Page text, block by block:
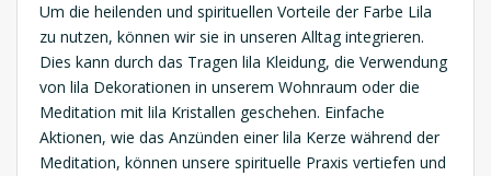
Um die heilenden und spirituellen Vorteile der Farbe Lila
zu nutzen, können wir sie in unseren Alltag integrieren.
Dies kann durch das Tragen lila Kleidung, die Verwendung
von lila Dekorationen in unserem Wohnraum oder die
Meditation mit lila Kristallen geschehen. Einfache
Aktionen, wie das Anzünden einer lila Kerze während der
Meditation, können unsere spirituelle Praxis vertiefen und